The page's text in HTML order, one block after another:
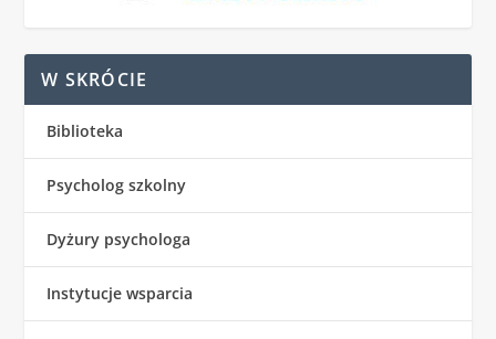
W SKRÓCIE
Biblioteka
Psycholog szkolny
Dyżury psychologa
Instytucje wsparcia